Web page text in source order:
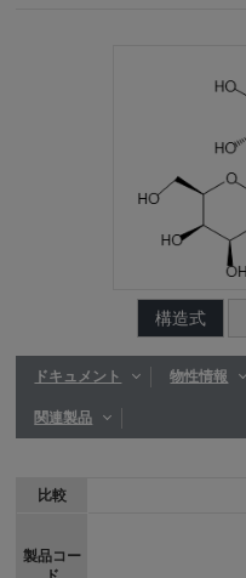
構造式
ドキュメント 物性情報
関連製品
比較
製品コー